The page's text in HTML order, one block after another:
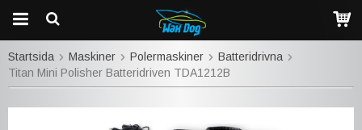
Startsida Maskiner Polermaskiner
Batteridrivna
Titan Mini Polisher Batteridriven TDA1212B